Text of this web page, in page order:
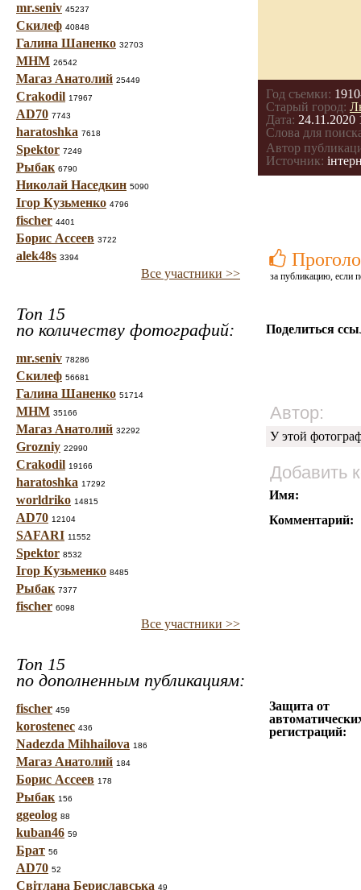
mr.seniv 45237
Скилеф 40848
Галина Шаненко 32703
МНМ 26542
Магаз Анатолий 25449
Crakodil 17967
AD70 7743
haratoshka 7618
Spektor 7249
Рыбак 6790
Николай Наседкин 5090
Ігор Кузьменко 4796
fischer 4401
Борис Ассеев 3722
alek48s 3394
Все участники >>
Топ 15
по количеству фотографий:
mr.seniv 78286
Скилеф 56681
Галина Шаненко 51714
МНМ 35166
Магаз Анатолий 32292
Grozniy 22990
Crakodil 19166
haratoshka 17292
worldriko 14815
AD70 12104
SAFARI 11552
Spektor 8532
Ігор Кузьменко 8485
Рыбак 7377
fischer 6098
Все участники >>
Топ 15
по дополненным публикациям:
fischer 459
korostenec 436
Nadezda Mihhailova 186
Магаз Анатолий 184
Борис Ассеев 178
Рыбак 156
ggeolog 88
kuban46 59
Брат 56
AD70 52
Світлана Бериславська 49
Год съемки:
Старый город:
Дата: 24.11.2020
Слова для
Автор
Источник:
за публикацию, если
Поделиться
Автор:
У этой
Добавить
Имя:
Комментарий:
Защита от
регистраций: